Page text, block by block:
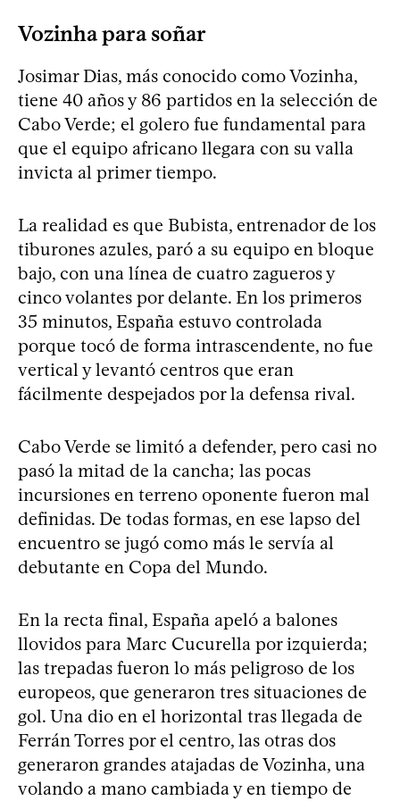
Vozinha para soñar
Josimar Dias, más conocido como Vozinha,
tiene 40 años y 86 partidos en la selección de
Cabo Verde; el golero fue fundamental para
que el equipo africano llegara con su valla
invicta al primer tiempo.
La realidad es que Bubista, entrenador de los
tiburones azules, paró a su equipo en bloque
bajo, con una línea de cuatro zagueros y
cinco volantes por delante. En los primeros
35 minutos, España estuvo controlada
porque tocó de forma intrascendente, no fue
vertical y levantó centros que eran
fácilmente despejados por la defensa rival.
Cabo Verde se limitó a defender, pero casi no
pasó la mitad de la cancha; las pocas
incursiones en terreno oponente fueron mal
definidas. De todas formas, en ese lapso del
encuentro se jugó como más le servía al
debutante en Copa del Mundo.
En la recta final, España apeló a balones
llovidos para Marc Cucurella por izquierda;
las trepadas fueron lo más peligroso de los
europeos, que generaron tres situaciones de
gol. Una dio en el horizontal tras llegada de
Ferrán Torres por el centro, las otras dos
generaron grandes atajadas de Vozinha, una
volando a mano cambiada y en tiempo de